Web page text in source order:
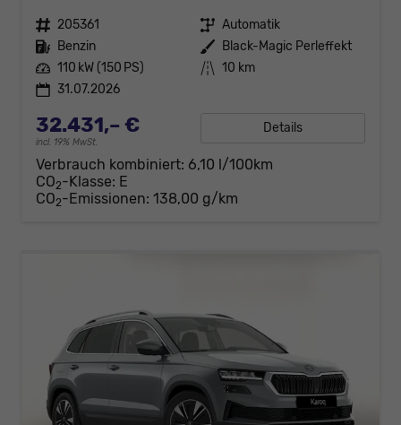
Fahrzeugnr. 205361 Getriebe Automatik
Kraftstoff Benzin Außenfarbe Black-Magic Perleffekt
Leistung 110 kW (150 PS) Kilometerstand 10 km
31.07.2026
32.431,– €
incl. 19% MwSt.
Details
Verbrauch kombiniert: 6,10 l/100km
CO2-Klasse: E
CO2-Emissionen: 138,00 g/km